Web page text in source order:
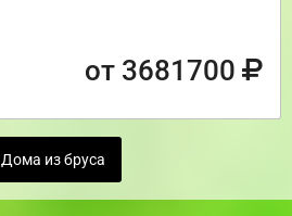
от 3681700
Дома из бруса